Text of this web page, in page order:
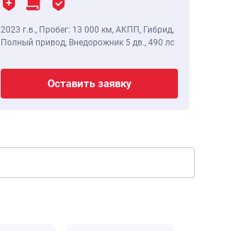
2023 г.в., Пробег: 13 000 км, АКПП, Гибрид,
Полный привод, Внедорожник 5 дв., 490 лс
Оставить заявку